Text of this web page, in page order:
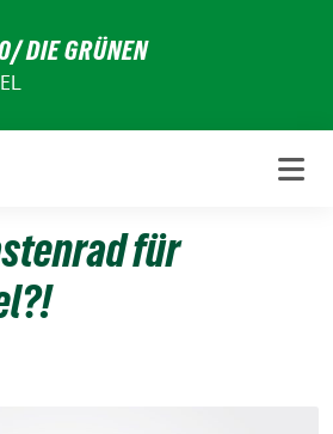
DIE GRÜNEN
für